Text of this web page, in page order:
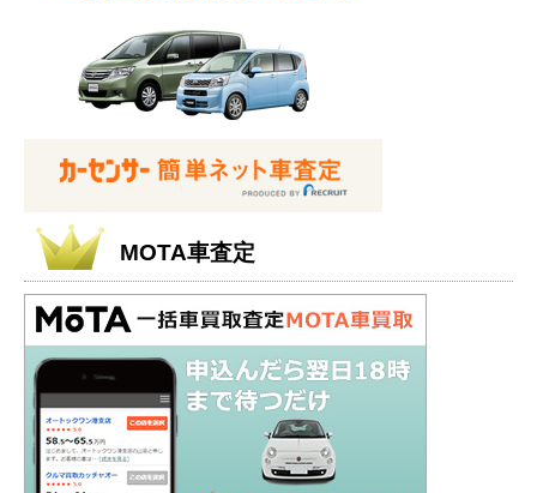
MOTA車査定